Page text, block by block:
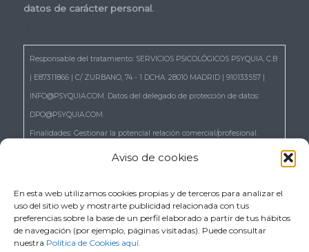
Aviso de cookies
En esta web utilizamos cookies propias y de terceros para analizar el
uso del sitio web y mostrarte publicidad relacionada con tus
preferencias sobre la base de un perfil elaborado a partir de tus hábitos
de navegación (por ejemplo, páginas visitadas). Puede consultar
nuestra Política de Cookies aquí.
datos de carácter personal.
Responsable del tratamiento: SERVICIOS PSICOLÓGICOS PSYQUIA, C.B
| E87311866 | C/ ZURBANO, 74 - 1 DCHA. 28010 MADRID | 910133557 |
INFO@PSYQUIA.COM. Datos del delegado de protección de datos:
DPO@PSYQUIA.COM.
Finalidades: Gestionar la potencial relación comercial/profesional.
22 del RGPD, de acceso, rectificación, supresión, portabilidad,
únicamente en el tratamiento automatizado de sus datos, cuando